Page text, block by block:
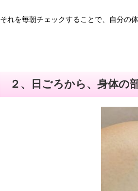
それを毎朝チェックすることで、自分の
２、日ごろから、身体の